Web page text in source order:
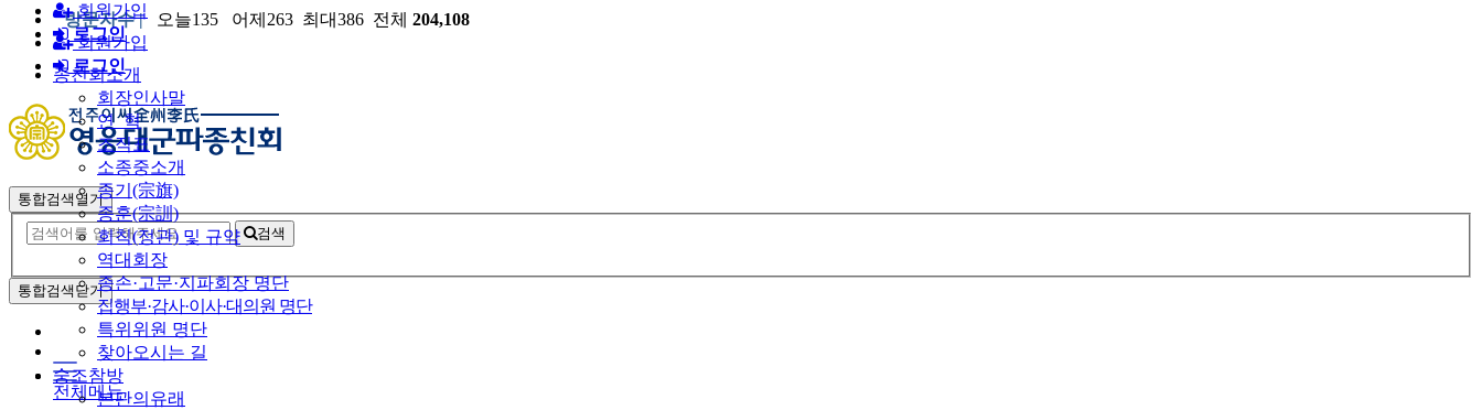
방문자수 |오늘135 어제263 최대386 전체 204,108
회원가입
로그인
통합검색열기
검색
통합검색닫기
전체메뉴
회원가입
로그인
종친회소개
회장인사말
연 혁
조직표
소종중소개
종기(宗旗)
종훈(宗訓)
회칙(정관) 및 규약
역대회장
종손·고문·지파회장 명단
집행부·감사·이사·대의원 명단
특위위원 명단
찾아오시는 길
숭조참방
본관의유래